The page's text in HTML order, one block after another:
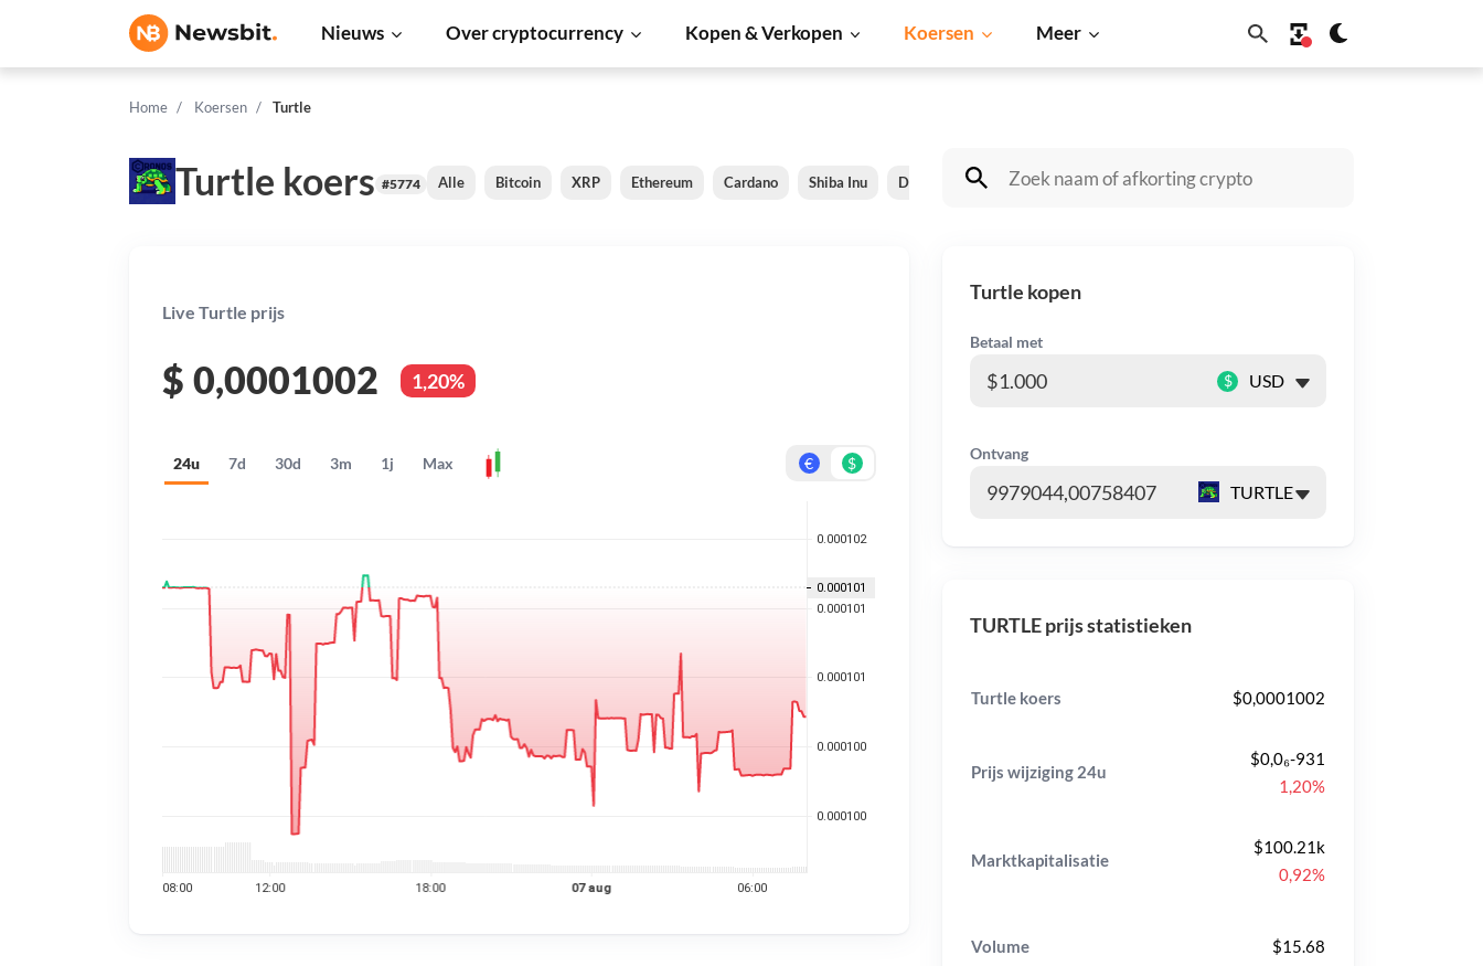
Nieuws Over cryptocurrency Kopen & Verkopen Koersen Meer
Home Koersen Turtle
Turtle koers #5774 Alle Bitcoin XRP Ethereum Cardano Shiba Inu Dogecoin Solana BNB
Live Turtle prijs
$ 0,0001002 1,20%
24u 7d 30d 3m 1j Max € $
Turtle kopen
Betaal met
$
Ontvang
TURTLE prijs statistieken
Turtle koers $0,0001002
Prijs wijziging 24u
$0,0₆-931
1,20%
Marktkapitalisatie
$100.21k
0,92%
Volume $15.68